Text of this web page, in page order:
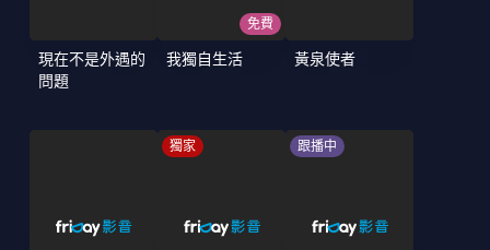
現在不是外遇的
問題
免費
我獨自生活 黃泉使者
獨家 跟播中